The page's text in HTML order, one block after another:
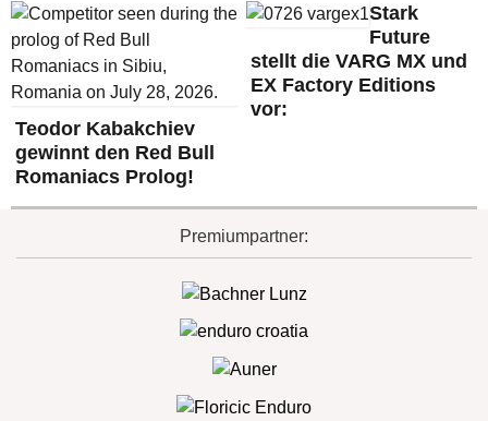
Teodor Kabakchiev
gewinnt den Red Bull
Romaniacs Prolog!
Stark
Future
stellt die VARG MX und
EX Factory Editions
vor:
Premiumpartner: